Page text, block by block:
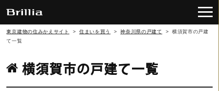
東京建物の住みかえサイト > 住まいを買う > 神奈川県の戸建て >
横須賀市の戸建
て一覧
横須賀市の戸建て一覧